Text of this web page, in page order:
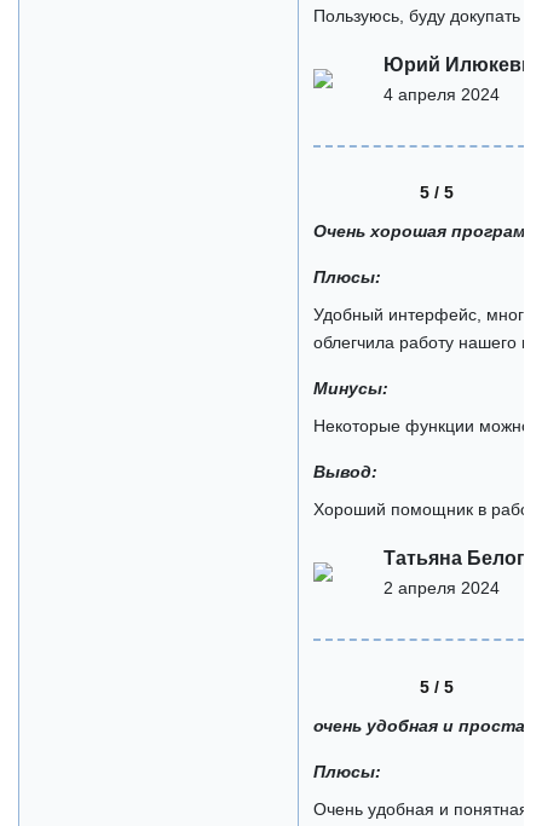
Пользуюсь, буду докупать
Юрий
4 апреля 2024
5 / 5
Очень хорошая
Плюсы:
Удобный интерфейс, много
облегчила работу нашего
Минусы:
Некоторые функции можно
Вывод:
Хороший помощник в
Татьяна
2 апреля 2024
5 / 5
очень удобная и
Плюсы:
Очень удобная и понятная